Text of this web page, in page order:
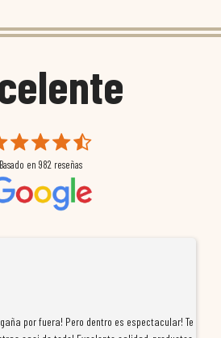
Basado en 982 reseñas
Te
Tuve un pequeño inconveniente con